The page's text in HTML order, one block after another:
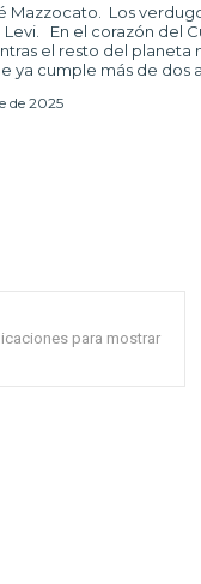
Mazzocato. Los
un país entero se
el resto del planeta
ya cumple más de dos
de 2025
para mostrar